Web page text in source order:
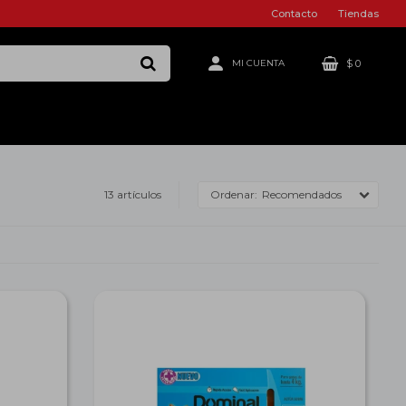
$ 0
Contacto Tiendas
13 artículos Recomendados